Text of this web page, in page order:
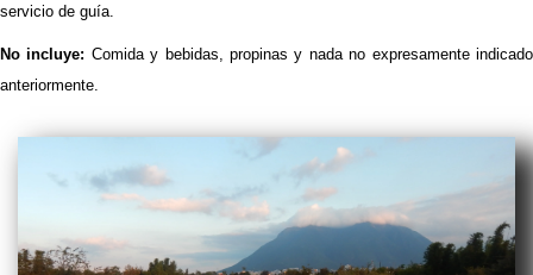
servicio de guía.
No incluye: Comida y bebidas, propinas y nada no expresamente indicado
anteriormente.